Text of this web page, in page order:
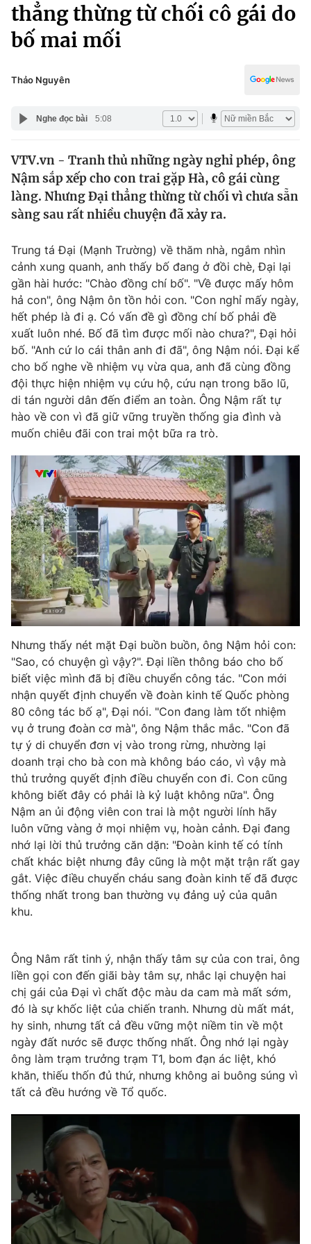
Chính trị
Xã hội
Pháp luật
Y tế
Thế giới
Tin tức
Thế giới đó đây
Câu chuyện quốc tế
Kinh tế
Thị trường
Góc doanh nghiệp
Dữ liệu và đời sống
Truyền hình
Phim VTV
Hậu trường
Nhân vật
Khán giả
Giải sao mai
Giải trí
Điện ảnh
Âm nhạc
Sao
Đời sống
Du lịch
Làm đẹp
Giáo dục
Tuyển sinh
Học trực tuyến
Hitech Công nghệ tương lai
Sản phẩm
Thị trường
Tư vấn
Giao lưu trực tuyến
Lịch phát sóng
Chuyên mục khác
Emagazine Podcast
Photo Infographic
Video Shorts video
VTV Money VTV Thể thao
VTV Sức khoẻ Bất động sản
Thị trường 24h Tấm lòng Việt
VTV4 Vươn mình bằng AI
VTV9 VTV8
THỜI BÁO VTV
Theo dõi báo trên
Cơ quan chủ quản:Đài Truyền hình Việt Nam
Cơ quan báo chí:
Thời báo VTV
cấp ngày 29/12/2023
Tổng Biên tập:
Vũ Thanh Thủy
Phó Tổng Biên tập:Nguyễn Thị Mỹ Hạnh, Phạm Quốc Thắng,
Nguyễn Trọng Ninh
Tổng đài VTV:
024.38 355 931 - 024.38 355 932
Ðiện thoại Thời báo VTV:024.66 897 897
Truyền hình
Văn hóa - Giải trí
Công nghệ
thẳng thừng từ chối cô gái do
bố mai mối
Thảo Nguyên
Nghe đọc bài 5:08
VTV.vn - Tranh thủ những ngày nghỉ phép, ông
Nậm sắp xếp cho con trai gặp Hà, cô gái cùng
làng. Nhưng Đại thẳng thừng từ chối vì chưa sẵn
sàng sau rất nhiều chuyện đã xảy ra.
Trung tá Đại (Mạnh Trường) về thăm nhà, ngắm nhìn
cảnh xung quanh, anh thấy bố đang ở đồi chè, Đại lại
gần hài hước: "Chào đồng chí bố". "Về được mấy hôm
hả con", ông Nậm ôn tồn hỏi con. "Con nghỉ mấy ngày,
hết phép là đi ạ. Có vấn đề gì đồng chí bố phải đề
xuất luôn nhé. Bố đã tìm được mối nào chưa?", Đại hỏi
bố. "Anh cứ lo cái thân anh đi đã", ông Nậm nói. Đại kể
cho bố nghe về nhiệm vụ vừa qua, anh đã cùng đồng
đội thực hiện nhiệm vụ cứu hộ, cứu nạn trong bão lũ,
di tán người dân đến điểm an toàn. Ông Nậm rất tự
hào về con vì đã giữ vững truyền thống gia đình và
muốn chiêu đãi con trai một bữa ra trò.
Nhưng thấy nét mặt Đại buồn buồn, ông Nậm hỏi con:
"Sao, có chuyện gì vậy?". Đại liền thông báo cho bố
biết việc mình đã bị điều chuyển công tác. "Con mới
nhận quyết định chuyển về đoàn kinh tế Quốc phòng
80 công tác bố ạ", Đại nói. "Con đang làm tốt nhiệm
vụ ở trung đoàn cơ mà", ông Nậm thắc mắc. "Con đã
tự ý di chuyển đơn vị vào trong rừng, nhường lại
doanh trại cho bà con mà không báo cáo, vì vậy mà
thủ trưởng quyết định điều chuyển con đi. Con cũng
không biết đây có phải là kỷ luật không nữa". Ông
Nậm an ủi động viên con trai là một người lính hãy
luôn vững vàng ở mọi nhiệm vụ, hoàn cảnh. Đại đang
nhớ lại lời thủ trưởng căn dặn: "Đoàn kinh tế có tính
chất khác biệt nhưng đây cũng là một mặt trận rất gay
gắt. Việc điều chuyển cháu sang đoàn kinh tế đã được
thống nhất trong ban thường vụ đảng uỷ của quân
khu.
Ông Nâm rất tinh ý, nhận thấy tâm sự của con trai, ông
liền gọi con đến giãi bày tâm sự, nhắc lại chuyện hai
chị gái của Đại vì chất độc màu da cam mà mất sớm,
đó là sự khốc liệt của chiến tranh. Nhưng dù mất mát,
hy sinh, nhưng tất cả đều vững một niềm tin về một
ngày đất nước sẽ được thống nhất. Ông nhớ lại ngày
ông làm trạm trưởng trạm T1, bom đạn ác liệt, khó
khăn, thiếu thốn đủ thứ, nhưng không ai buông súng vì
tất cả đều hướng về Tổ quốc.